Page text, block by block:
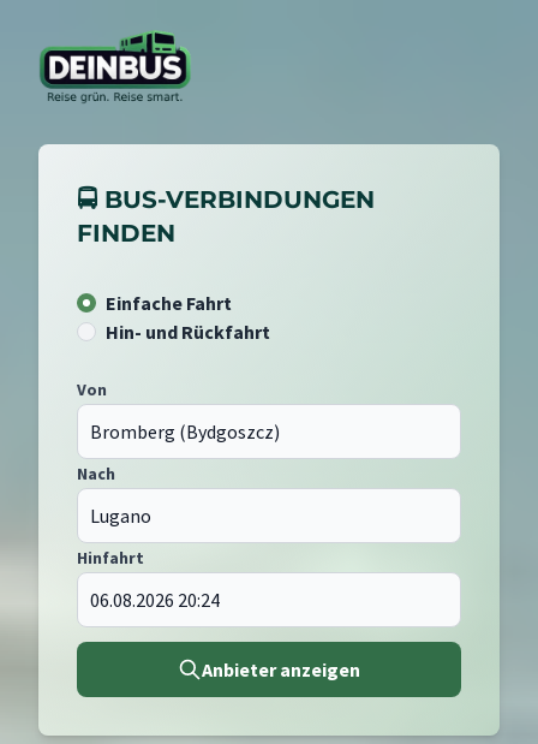
🚍 BUS-VERBINDUNGEN
FINDEN
Einfache Fahrt
Hin- und Rückfahrt
Von
Nach
Hinfahrt
Anbieter anzeigen